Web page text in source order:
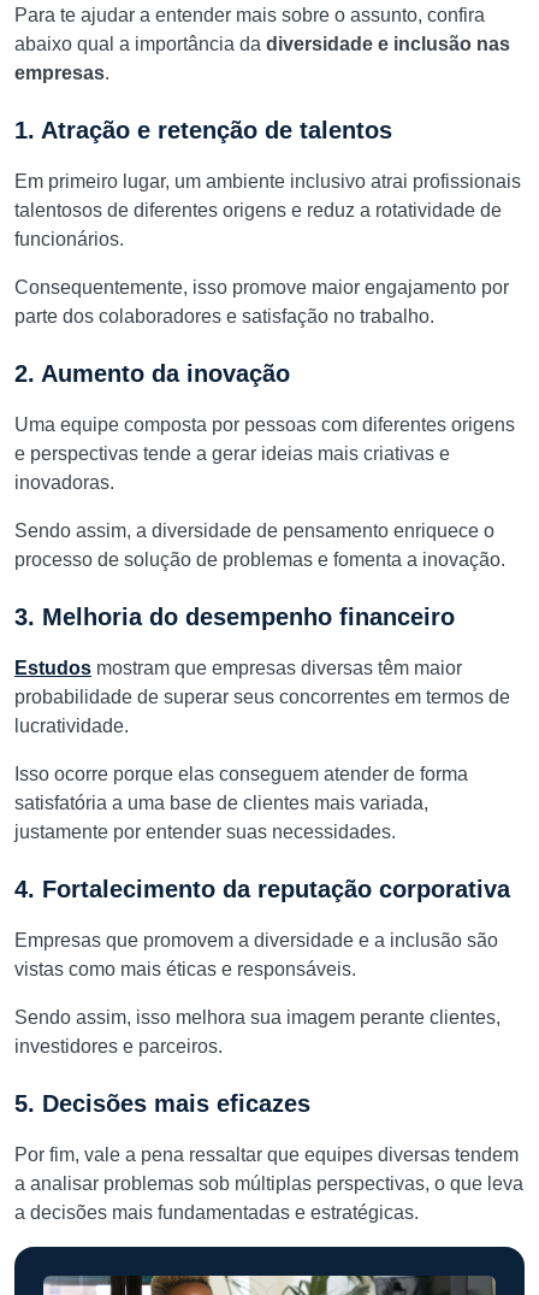
Para te ajudar a entender mais sobre o assunto, confira
abaixo qual a importância da diversidade e inclusão nas
empresas.
1. Atração e retenção de talentos
Em primeiro lugar, um ambiente inclusivo atrai profissionais
talentosos de diferentes origens e reduz a rotatividade de
funcionários.
Consequentemente, isso promove maior engajamento por
parte dos colaboradores e satisfação no trabalho.
2. Aumento da inovação
Uma equipe composta por pessoas com diferentes origens
e perspectivas tende a gerar ideias mais criativas e
inovadoras.
Sendo assim, a diversidade de pensamento enriquece o
processo de solução de problemas e fomenta a inovação.
3. Melhoria do desempenho financeiro
Estudos mostram que empresas diversas têm maior
probabilidade de superar seus concorrentes em termos de
lucratividade.
Isso ocorre porque elas conseguem atender de forma
satisfatória a uma base de clientes mais variada,
justamente por entender suas necessidades.
4. Fortalecimento da reputação corporativa
Empresas que promovem a diversidade e a inclusão são
vistas como mais éticas e responsáveis.
Sendo assim, isso melhora sua imagem perante clientes,
investidores e parceiros.
5. Decisões mais eficazes
Por fim, vale a pena ressaltar que equipes diversas tendem
a analisar problemas sob múltiplas perspectivas, o que leva
a decisões mais fundamentadas e estratégicas.